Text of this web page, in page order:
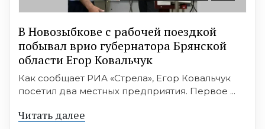
В Новозыбкове с рабочей поездкой
побывал врио губернатора Брянской
области Егор Ковальчук
Как сообщает РИА «Стрела», Егор Ковальчук
посетил два местных предприятия. Первое ...
Читать далее